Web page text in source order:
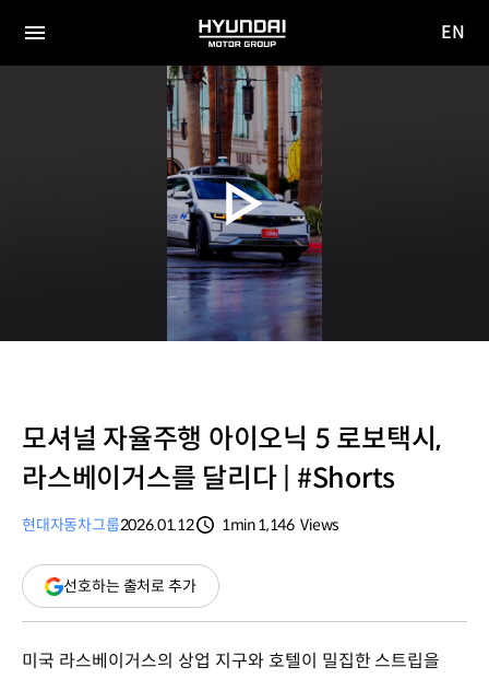
전체
HYUNDAI
MOTOR
GROUP
EN
모셔널 자율주행 아이오닉 5 로보택시,
라스베이거스를 달리다 | #Shorts
현대자동차그룹2026.01.12
1min1,146 Views
선호하는 출처로 추가(새
창
미국 라스베이거스의 상업 지구와 호텔이 밀집한 스트립을